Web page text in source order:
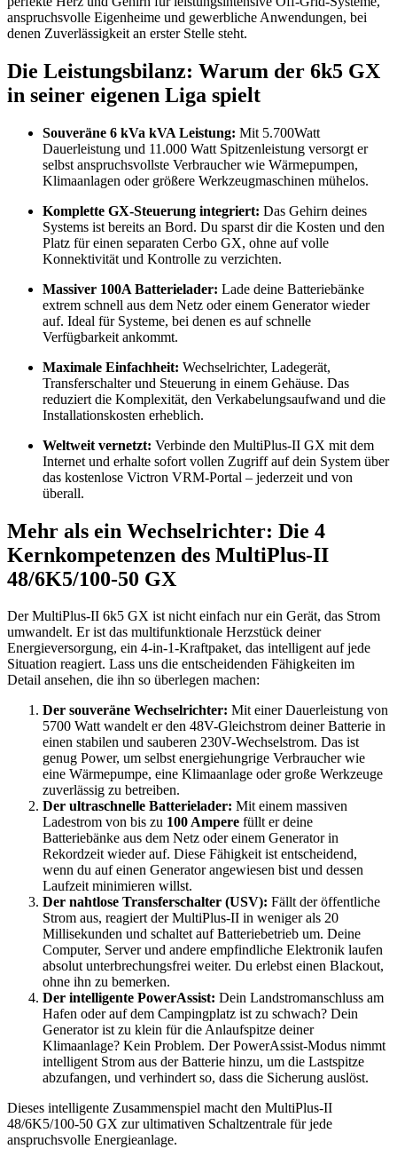
anspruchsvolle Eigenheime und gewerbliche Anwendungen, bei
denen Zuverlässigkeit an erster Stelle steht.
Die Leistungsbilanz: Warum der 6k5 GX
in seiner eigenen Liga spielt
Souveräne 6 kVa kVA Leistung: Mit 5.700Watt
Dauerleistung und 11.000 Watt Spitzenleistung versorgt er
selbst anspruchsvollste Verbraucher wie Wärmepumpen,
Klimaanlagen oder größere Werkzeugmaschinen mühelos.
Komplette GX-Steuerung integriert: Das Gehirn deines
Systems ist bereits an Bord. Du sparst dir die Kosten und den
Platz für einen separaten Cerbo GX, ohne auf volle
Konnektivität und Kontrolle zu verzichten.
Massiver 100A Batterielader: Lade deine Batteriebänke
extrem schnell aus dem Netz oder einem Generator wieder
auf. Ideal für Systeme, bei denen es auf schnelle
Verfügbarkeit ankommt.
Maximale Einfachheit: Wechselrichter, Ladegerät,
Transferschalter und Steuerung in einem Gehäuse. Das
reduziert die Komplexität, den Verkabelungsaufwand und die
Installationskosten erheblich.
Weltweit vernetzt: Verbinde den MultiPlus-II GX mit dem
Internet und erhalte sofort vollen Zugriff auf dein System über
das kostenlose Victron VRM-Portal – jederzeit und von
überall.
Mehr als ein Wechselrichter: Die 4
Kernkompetenzen des MultiPlus-II
48/6K5/100-50 GX
Der MultiPlus-II 6k5 GX ist nicht einfach nur ein Gerät, das Strom
umwandelt. Er ist das multifunktionale Herzstück deiner
Energieversorgung, ein 4-in-1-Kraftpaket, das intelligent auf jede
Situation reagiert. Lass uns die entscheidenden Fähigkeiten im
Detail ansehen, die ihn so überlegen machen:
Der souveräne Wechselrichter: Mit einer Dauerleistung von
5700 Watt wandelt er den 48V-Gleichstrom deiner Batterie in
einen stabilen und sauberen 230V-Wechselstrom. Das ist
genug Power, um selbst energiehungrige Verbraucher wie
eine Wärmepumpe, eine Klimaanlage oder große Werkzeuge
zuverlässig zu betreiben.
Der ultraschnelle Batterielader: Mit einem massiven
Ladestrom von bis zu 100 Ampere füllt er deine
Batteriebänke aus dem Netz oder einem Generator in
Rekordzeit wieder auf. Diese Fähigkeit ist entscheidend,
wenn du auf einen Generator angewiesen bist und dessen
Laufzeit minimieren willst.
Der nahtlose Transferschalter (USV): Fällt der öffentliche
Strom aus, reagiert der MultiPlus-II in weniger als 20
Millisekunden und schaltet auf Batteriebetrieb um. Deine
Computer, Server und andere empfindliche Elektronik laufen
absolut unterbrechungsfrei weiter. Du erlebst einen Blackout,
ohne ihn zu bemerken.
Der intelligente PowerAssist: Dein Landstromanschluss am
Hafen oder auf dem Campingplatz ist zu schwach? Dein
Generator ist zu klein für die Anlaufspitze deiner
Klimaanlage? Kein Problem. Der PowerAssist-Modus nimmt
intelligent Strom aus der Batterie hinzu, um die Lastspitze
abzufangen, und verhindert so, dass die Sicherung auslöst.
Dieses intelligente Zusammenspiel macht den MultiPlus-II
48/6K5/100-50 GX zur ultimativen Schaltzentrale für jede
anspruchsvolle Energieanlage.